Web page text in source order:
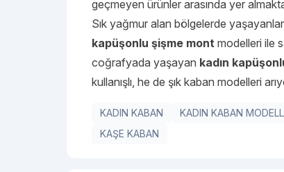
geçmeyen ürünler arasında yer
Sık yağmur alan bölgelerde
kapüşonlu şişme mont modelleri ile
coğrafyada yaşayan kadın
kullanışlı, he de şık kaban modelleri
KADIN KABAN KADIN KABAN
KAŞE KABAN